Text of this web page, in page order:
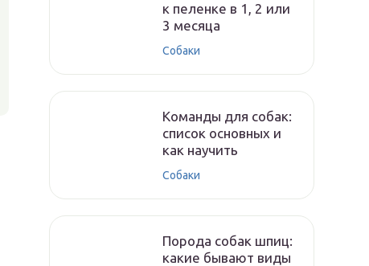
к пеленке в 1, 2 или
3 месяца
Собаки
Команды для собак:
список основных и
как научить
Собаки
Порода собак шпиц:
какие бывают виды